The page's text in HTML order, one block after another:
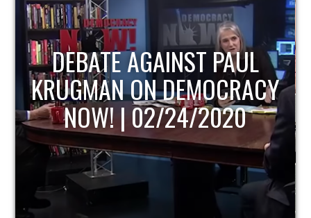
DEBATE AGAINST PAUL
KRUGMAN ON DEMOCRACY
NOW! | 02/24/2020